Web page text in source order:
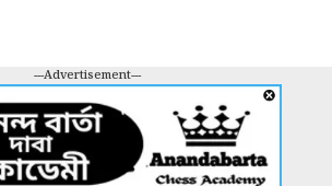
---Advertisement---